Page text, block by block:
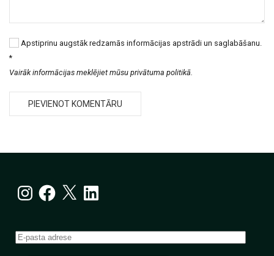
Apstiprinu augstāk redzamās informācijas apstrādi un saglabāšanu.
*
Vairāk informācijas meklējiet mūsu privātuma politikā.
InstagramFacebook
X LinkedIn
E-